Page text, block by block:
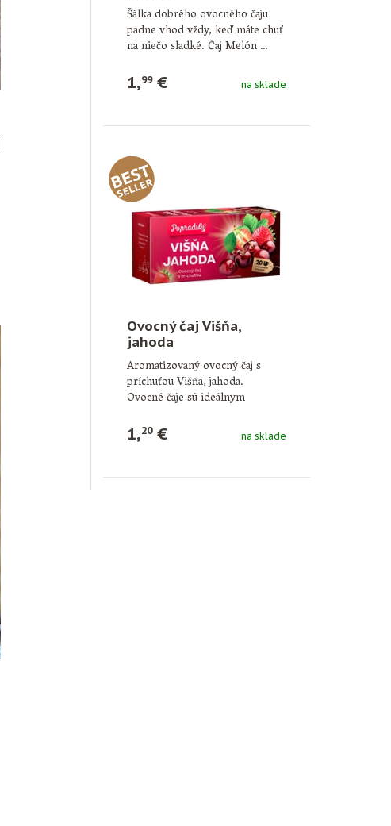
Šálka dobrého ovocného čaju
padne vhod vždy, keď máte chuť
na niečo sladké. Čaj Melón …
1,99€ na sklade
Ovocný čaj Višňa,
jahoda
Aromatizovaný ovocný čaj s
príchuťou Višňa, jahoda.
Ovocné čaje sú ideálnym
…
1,20€ na sklade